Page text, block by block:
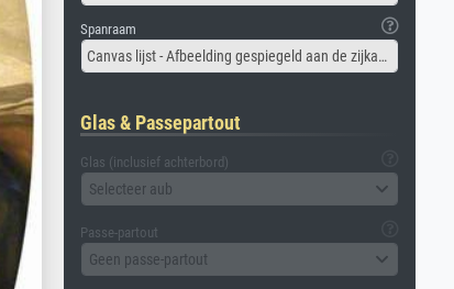
Spanraam
Canvas lijst - Afbeelding gespiegeld aan de zijkant
Glas & Passepartout
Glas (inclusief achterbord)
Selecteer aub
Passe-partout
Geen passe-partout